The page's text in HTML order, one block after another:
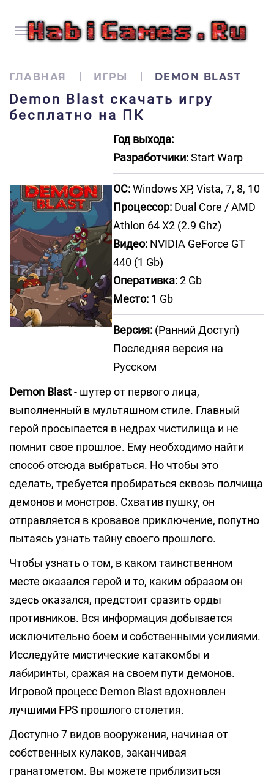
ГЛАВНАЯ ИГРЫ DEMON BLAST
Demon Blast скачать игру
бесплатно на ПК
Год выхода:
Разработчики:Start Warp
ОС:Windows XP, Vista, 7, 8, 10
Процессор: Dual Core / AMD
Athlon 64 X2 (2.9 Ghz)
Видео: NVIDIA GeForce GT
440 (1 Gb)
Оперативка:2 Gb
Место: 1 Gb
Версия: (Ранний Доступ)
Последняя версия на
Русском
Demon Blast- шутер от первого лица,
выполненный в мультяшном стиле. Главный
герой просыпается в недрах чистилища и не
помнит свое прошлое. Ему необходимо найти
способ отсюда выбраться. Но чтобы это
сделать, требуется пробираться сквозь полчища
демонов и монстров. Схватив пушку, он
отправляется в кровавое приключение, попутно
пытаясь узнать тайну своего прошлого.
Чтобы узнать о том, в каком таинственном
месте оказался герой и то, каким образом он
здесь оказался, предстоит сразить орды
противников. Вся информация добывается
исключительно боем и собственными усилиями.
Исследуйте мистические катакомбы и
лабиринты, сражая на своем пути демонов.
Игровой процесс Demon Blast вдохновлен
лучшими FPS прошлого столетия.
Доступно 7 видов вооружения, начиная от
собственных кулаков, заканчивая
гранатометом. Вы можете приблизиться